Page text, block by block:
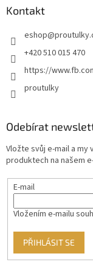
Kontakt
eshop@
+420 510 015 470
https://
proutulky
Odebírat
Vložte svůj e-mail a
produktech na našem
E-mail
Vložením e-mailu
PŘIHLÁSIT SE